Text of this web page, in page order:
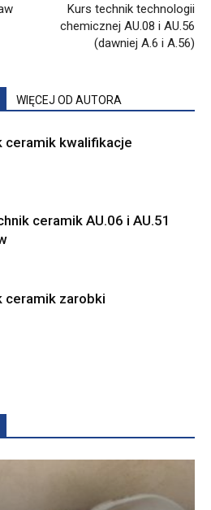
Kurs technik technologii
chemicznej AU.08 i AU.56
(dawniej A.6 i A.56)
WIĘCEJ OD AUTORA
ceramik kwalifikacje
ceramik AU.06 i AU.51
ceramik zarobki